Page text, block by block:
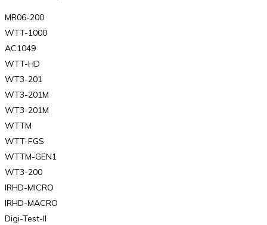
MR06-200
WTT-1000
AC1049
WTT-HD
WT3-201
WT3-201M
WT3-201M
WTTM
WTT-FGS
WTTM-GEN1
WT3-200
IRHD-MICRO
IRHD-MACRO
Digi-Test-II